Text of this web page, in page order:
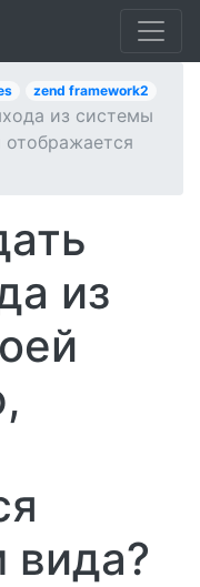
zend framework2
из системы
из